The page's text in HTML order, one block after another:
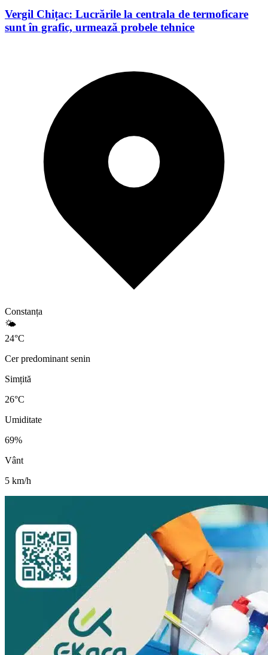
Vergil Chițac: Lucrările la centrala de termoficare
sunt în grafic, urmează probele tehnice
Constanța
🌤️
24°C
Cer predominant senin
Simțită
26°C
Umiditate
69%
Vânt
5 km/h